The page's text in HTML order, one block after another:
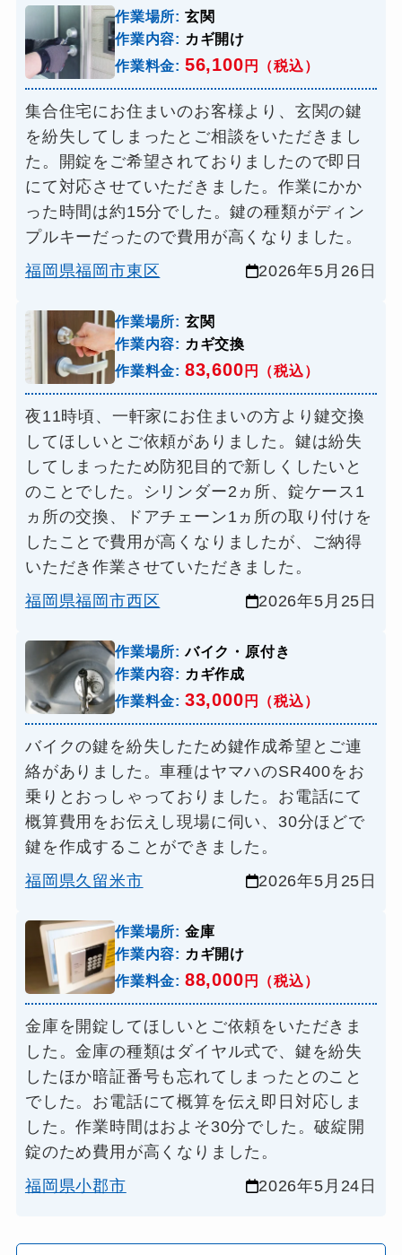
作業場所: 玄関
作業内容: カギ開け
作業料金: 56,100 円（税込）
集合住宅にお住まいのお客様より、玄関の鍵
を紛失してしまったとご相談をいただきまし
た。開錠をご希望されておりましたので即日
にて対応させていただきました。作業にかか
った時間は約15分でした。鍵の種類がディン
プルキーだったので費用が高くなりました。
福岡県福岡市東区
2026年5月26日
作業場所: 玄関
作業内容: カギ交換
作業料金: 83,600 円（税込）
夜11時頃、一軒家にお住まいの方より鍵交換
してほしいとご依頼がありました。鍵は紛失
してしまったため防犯目的で新しくしたいと
のことでした。シリンダー2ヵ所、錠ケース1
ヵ所の交換、ドアチェーン1ヵ所の取り付けを
したことで費用が高くなりましたが、ご納得
いただき作業させていただきました。
福岡県福岡市西区
2026年5月25日
作業場所:バイク・原付き
作業内容: カギ作成
作業料金: 33,000 円（税込）
バイクの鍵を紛失したため鍵作成希望とご連
絡がありました。車種はヤマハのSR400をお
乗りとおっしゃっておりました。お電話にて
概算費用をお伝えし現場に伺い、30分ほどで
鍵を作成することができました。
福岡県久留米市
2026年5月25日
作業場所: 金庫
作業内容: カギ開け
作業料金: 88,000 円（税込）
金庫を開錠してほしいとご依頼をいただきま
した。金庫の種類はダイヤル式で、鍵を紛失
したほか暗証番号も忘れてしまったとのこと
でした。お電話にて概算を伝え即日対応しま
した。作業時間はおよそ30分でした。破綻開
錠のため費用が高くなりました。
福岡県小郡市
2026年5月24日